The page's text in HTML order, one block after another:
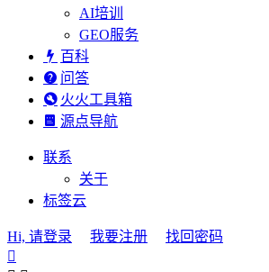
AI培训
GEO服务
百科
问答
火火工具箱
源点导航
联系
关于
标签云
Hi, 请登录 我要注册
找回密码
